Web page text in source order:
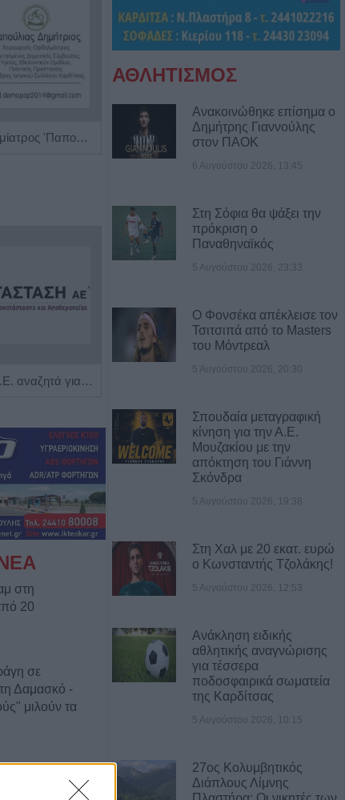
Χειρουργός Οφθαλμίατρος 'Παπούλιας Δημήτριος' Χειρουργός Ουρολόγος - Ανδρολόγος "Γρηγόρης Α. Καρπενησιώτης"
Η Αποκατάσταση Α.Ε. αναζητά για εργασία Νοσηλευτές και Βοηθούς Νοσηλευτές
στη
20
σε
Δαμασκό -
μιλούν τα
του Δυτικού
ΑΘΛΗΤΙΣΜΟΣ
Ανακοινώθηκε επίσημα ο
Δημήτρης Γιαννούλης
στον ΠΑΟΚ
6 Αυγούστου 2026, 13:45
Στη Σόφια θα ψάξει την
πρόκριση ο
Παναθηναϊκός
5 Αυγούστου 2026, 23:33
Ο Φονσέκα απέκλεισε τον
Τσιτσιπά από το Masters
του Μόντρεαλ
5 Αυγούστου 2026, 20:30
Σπουδαία μεταγραφική
κίνηση για την Α.Ε.
Μουζακίου με την
απόκτηση του Γιάννη
Σκόνδρα
5 Αυγούστου 2026, 19:38
Στη Χαλ με 20 εκατ. ευρώ
ο Κωνσταντής Τζολάκης!
5 Αυγούστου 2026, 12:53
Ανάκληση ειδικής
αθλητικής αναγνώρισης
για τέσσερα
ποδοσφαιρικά σωματεία
της Καρδίτσας
5 Αυγούστου 2026, 10:15
27ος Κολυμβητικός
Διάπλους Λίμνης